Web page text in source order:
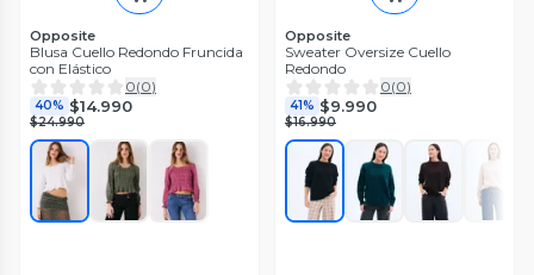
Opposite
Blusa Cuello Redondo Fruncida
con Elástico
0(0)
40% $14.990
$24.990
Opposite
Sweater Oversize Cuello
Redondo
0(0)
41% $9.990
$16.990